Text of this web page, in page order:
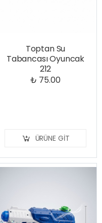
Toptan Su
Tabancası Oyuncak
212
₺ 75.00
ÜRÜNE GIT